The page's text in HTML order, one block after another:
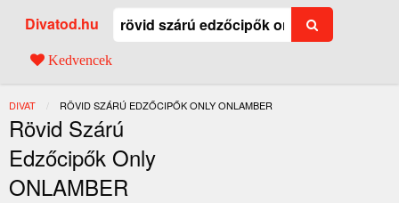
Divatod.hu
Kedvencek
DIVAT JELENLEGI:
RÖVID SZÁRÚ EDZŐCIPŐK ONLY ONLAMBER
Rövid Szárú
Edzőcipők Only
ONLAMBER